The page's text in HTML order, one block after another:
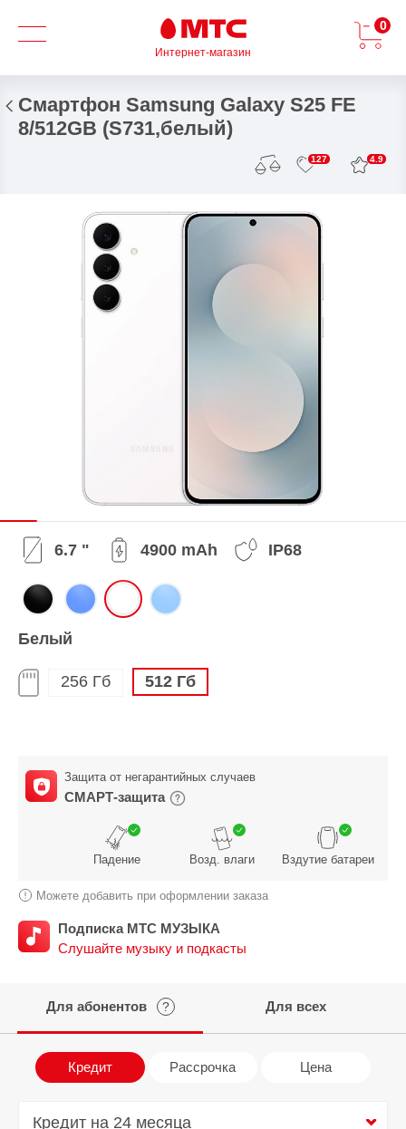
Интернет-магазин
0
Смартфон Samsung Galaxy S25 FE
8/512GB (S731,белый)
127 4.9
6.7 " 4900 mAh IP68
Белый
256 Гб 512 Гб
Защита от негарантийных случаев
СМАРТ-защита
Падение Возд. влаги Вздутие батареи
Можете добавить при оформлении заказа
Подписка МТС МУЗЫКА
Слушайте музыку и подкасты
Для абонентов ? Для всех
Кредит Рассрочка Цена
Кредит на 24 месяца
Кредит на 24 месяца